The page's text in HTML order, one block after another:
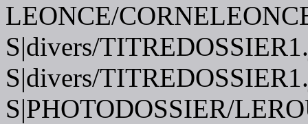
LEONCE/
S|divers/
S|divers/
S|PHOTODOSSIER/